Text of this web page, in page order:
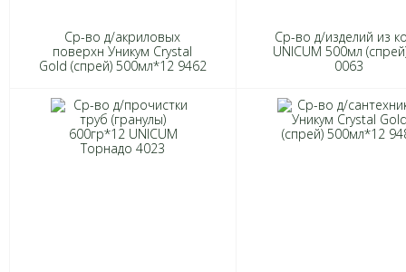
Ср-во д/акриловых
поверхн Уникум Crystal
Gold (спрей) 500мл*12 9462
Ср-во д/изделий из
UNICUM 500мл
0063